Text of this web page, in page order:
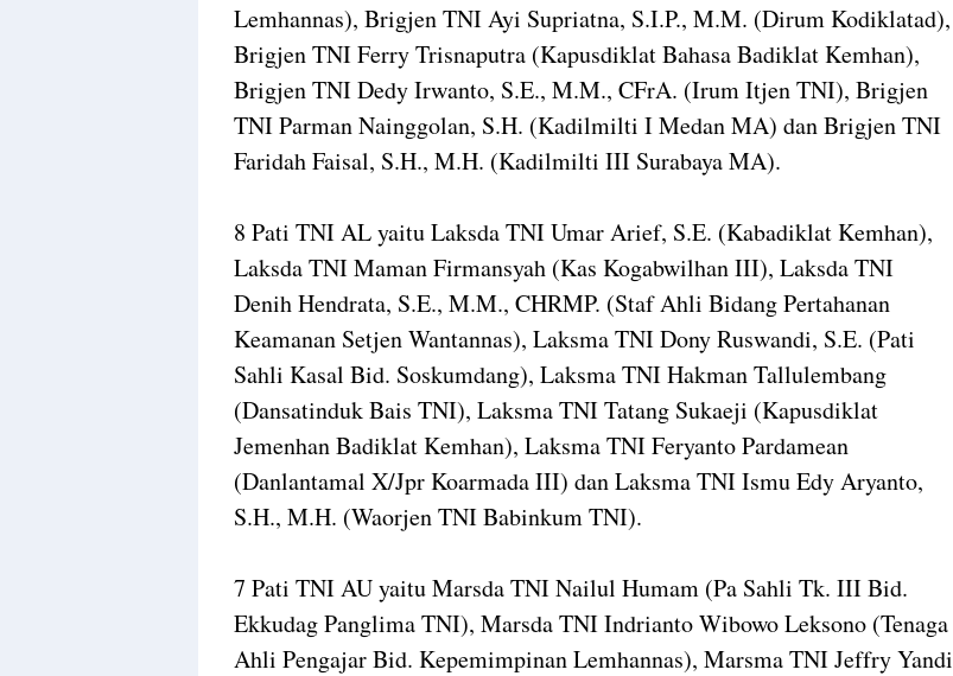
Lemhannas), Brigjen TNI Ayi Supriatna, S.I.P., M.M. (Dirum Kodiklatad),
Brigjen TNI Ferry Trisnaputra (Kapusdiklat Bahasa Badiklat Kemhan),
Brigjen TNI Dedy Irwanto, S.E., M.M., CFrA. (Irum Itjen TNI), Brigjen
TNI Parman Nainggolan, S.H. (Kadilmilti I Medan MA) dan Brigjen TNI
Faridah Faisal, S.H., M.H. (Kadilmilti III Surabaya MA).
8 Pati TNI AL yaitu Laksda TNI Umar Arief, S.E. (Kabadiklat Kemhan),
Laksda TNI Maman Firmansyah (Kas Kogabwilhan III), Laksda TNI
Denih Hendrata, S.E., M.M., CHRMP. (Staf Ahli Bidang Pertahanan
Keamanan Setjen Wantannas), Laksma TNI Dony Ruswandi, S.E. (Pati
Sahli Kasal Bid. Soskumdang), Laksma TNI Hakman Tallulembang
(Dansatinduk Bais TNI), Laksma TNI Tatang Sukaeji (Kapusdiklat
Jemenhan Badiklat Kemhan), Laksma TNI Feryanto Pardamean
(Danlantamal X/Jpr Koarmada III) dan Laksma TNI Ismu Edy Aryanto,
S.H., M.H. (Waorjen TNI Babinkum TNI).
7 Pati TNI AU yaitu Marsda TNI Nailul Humam (Pa Sahli Tk. III Bid.
Ekkudag Panglima TNI), Marsda TNI Indrianto Wibowo Leksono (Tenaga
Ahli Pengajar Bid. Kepemimpinan Lemhannas), Marsma TNI Jeffry Yandi